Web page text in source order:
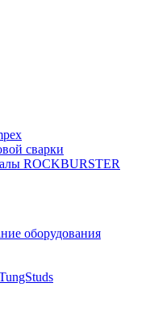
сварки
ROCKBURSTER
оборудования